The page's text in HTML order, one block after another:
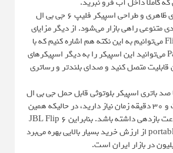
کاملا داخل آب فرو نبرید.
یکی از بهترین ویژگی‌های ظاهری و طراحی اسپیکر فلیپ 6 جی بی ال
متنوعی راهی بازار می‌شود. از دیگر مزایای
خرید اسپیکر Flip 6 JBL می‌توانیم به این نکته هم اشاره کنیم که با
کمک قابلیت Partyboost می‌توانید این اسپیکر را به دیگر اسپیکرهای
قابلیت متصل کنید و صدای بلندتر و رساتری
باتری اسپیکر بلوتوثی قابل حمل جی بی ال
مدل Flip 6 به 2 ساعت و 30 دقیقه زمان نیاز دارید، در حالیکه همین
باتری می‌تواند تا 12 ساعت بازدهی داشته باشد. بنابراین JBL Flip 6
portable Bluetooth speaker از ارزش خرید بسیار بالایی بهره می‌برد